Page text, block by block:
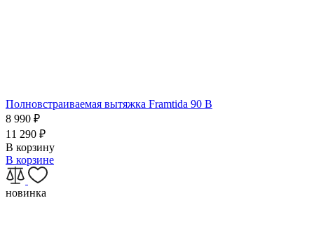
Полновстраиваемая вытяжка Framtida 90 B
8 990 ₽
11 290 ₽
В корзину
В корзине
новинка